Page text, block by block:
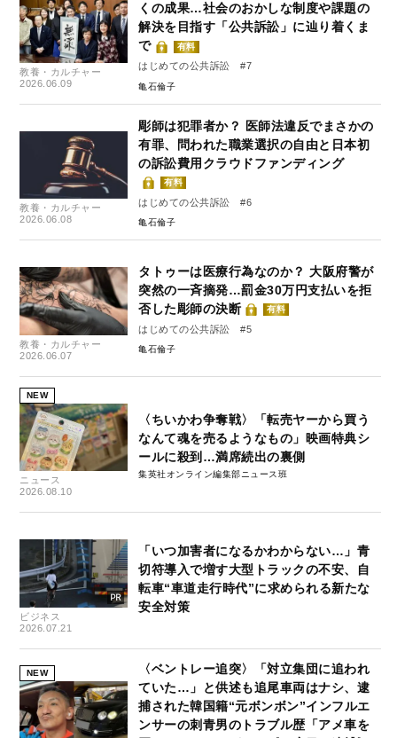
教養・カルチャー
2026.06.09
くの成果…社会のおかしな制度や課題の
解決を目指す「公共訴訟」に辿り着くま
で
有料
はじめての公共訴訟 #7
亀石倫子
教養・カルチャー
2026.06.08
彫師は犯罪者か？ 医師法違反でまさかの
有罪、問われた職業選択の自由と日本初
の訴訟費用クラウドファンディング
有料
はじめての公共訴訟 #6
亀石倫子
教養・カルチャー
2026.06.07
タトゥーは医療行為なのか？ 大阪府警が
突然の一斉摘発…罰金30万円支払いを拒
否した彫師の決断
有料
はじめての公共訴訟 #5
亀石倫子
NEW
ニュース
2026.08.10
〈ちいかわ争奪戦〉「転売ヤーから買う
なんて魂を売るようなもの」映画特典シ
ールに殺到…満席続出の裏側
集英社オンライン編集部ニュース班
ビジネス
2026.07.21
「いつ加害者になるかわからない…」青
切符導入で増す大型トラックの不安、自
転車“車道走行時代”に求められる新たな
安全対策
NEW
〈ベントレー追突〉「対立集団に追われ
ていた…」と供述も追尾車両はナシ、逮
捕された韓国籍“元ボンボン”インフルエ
ンサーの刺青男のトラブル歴「アメ車を